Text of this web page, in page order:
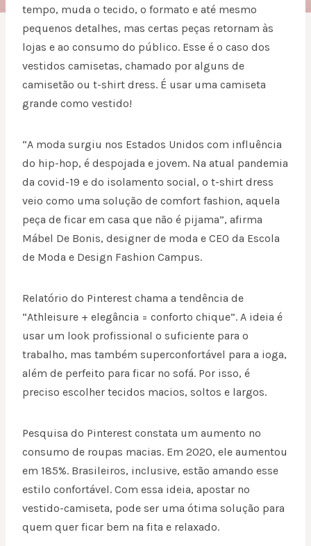
tempo, muda o tecido, o formato e até mesmo
pequenos detalhes, mas certas peças retornam às
lojas e ao consumo do público. Esse é o caso dos
vestidos camisetas, chamado por alguns de
camisetão ou t-shirt dress. É usar uma camiseta
grande como vestido!
“A moda surgiu nos Estados Unidos com influência
do hip-hop, é despojada e jovem. Na atual pandemia
da covid-19 e do isolamento social, o t-shirt dress
veio como uma solução de comfort fashion, aquela
peça de ficar em casa que não é pijama”, afirma
Mábel De Bonis, designer de moda e CEO da Escola
de Moda e Design Fashion Campus.
Relatório do Pinterest chama a tendência de
“Athleisure + elegância = conforto chique”. A ideia é
usar um look profissional o suficiente para o
trabalho, mas também superconfortável para a ioga,
além de perfeito para ficar no sofá. Por isso, é
preciso escolher tecidos macios, soltos e largos.
Pesquisa do Pinterest constata um aumento no
consumo de roupas macias. Em 2020, ele aumentou
em 185%. Brasileiros, inclusive, estão amando esse
estilo confortável. Com essa ideia, apostar no
vestido-camiseta, pode ser uma ótima solução para
quem quer ficar bem na fita e relaxado.